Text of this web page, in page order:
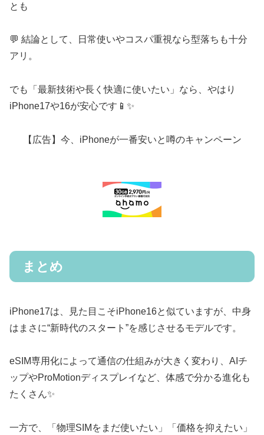
とも
💬 結論として、日常使いやコスパ重視なら型落ちも十分
アリ。
でも「最新技術や長く快適に使いたい」なら、やはり
iPhone17や16が安心です📱✨
【広告】今、iPhoneが一番安いと噂のキャンペーン
まとめ
iPhone17は、見た目こそiPhone16と似ていますが、中身
はまさに“新時代のスタート”を感じさせるモデルです。
eSIM専用化によって通信の仕組みが大きく変わり、AIチ
ップやProMotionディスプレイなど、体感で分かる進化も
たくさん✨
一方で、「物理SIMをまだ使いたい」「価格を抑えたい」